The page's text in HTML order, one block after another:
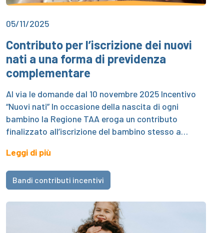
05/11/2025
Contributo per l’iscrizione dei nuovi
nati a una forma di previdenza
complementare
Al via le domande dal 10 novembre 2025 Incentivo
“Nuovi nati” In occasione della nascita di ogni
bambino la Regione TAA eroga un contributo
finalizzato all’iscrizione del bambino stesso a…
Leggi di più
Bandi contributi incentivi